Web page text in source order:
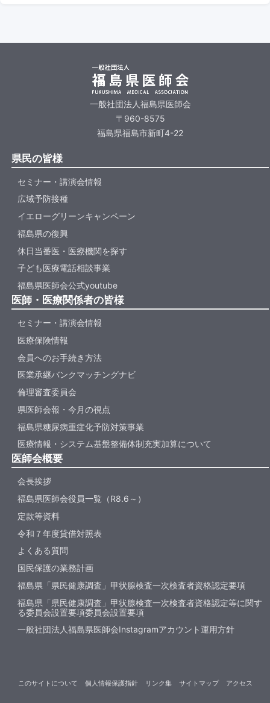
一般社団法人福島県医師会
〒960-8575
福島県福島市新町4-22
県民の皆様
セミナー・講演会情報
広域予防接種
イエローグリーンキャンペーン
福島県の復興
休日当番医・医療機関を探す
子ども医療電話相談事業
福島県医師会公式youtube
医師・医療関係者の皆様
セミナー・講演会情報
医療保険情報
会員へのお手続き方法
医業承継バンクマッチングナビ
倫理審査委員会
県医師会報・今月の視点
福島県糖尿病重症化予防対策事業
医療情報・システム基盤整備体制充実加算について
医師会概要
会長挨拶
福島県医師会役員一覧（R8.6～）
定款等資料
令和７年度貸借対照表
よくある質問
国民保護の業務計画
福島県「県民健康調査」甲状腺検査一次検査者資格認定要項
福島県「県民健康調査」甲状腺検査一次検査者資格認定等に関す
る委員会設置要項委員会設置要項
一般社団法人福島県医師会Instagramアカウント運用方針
このサイトについて 個人情報保護指針 リンク集 サイトマップ アクセス